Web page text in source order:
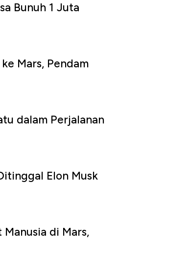
Bunuh 1 Juta
Mars, Pendam
dalam Perjalanan
Elon Musk
di Mars,